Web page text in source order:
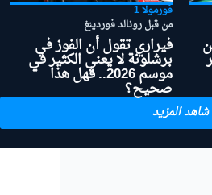
فورمولا 1
من قبل رونالد فوردينغ
فيراري تقول أن الفوز في
برشلونة لا يعني الكثير في
موسم 2026.. فهل هذا
صحيح؟
شاهد المزيد